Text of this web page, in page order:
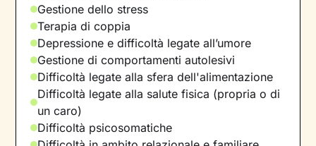
Gestione dello stress
Terapia di coppia
Depressione e difficoltà legate all’umore
Gestione di comportamenti autolesivi
Difficoltà legate alla sfera dell'alimentazione
Difficoltà legate alla salute fisica (propria o di
un caro)
Difficoltà psicosomatiche